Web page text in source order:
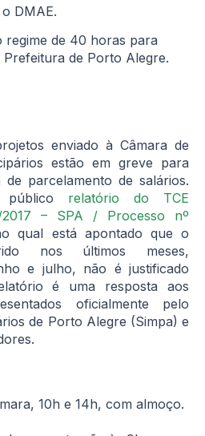
DMAE.
regime de 40 horas para
de Porto Alegre.
enviado à Câmara de
estão em greve para
parcelamento de salários.
público relatório do TCE
– SPA / Processo nº
qual está apontado que o
nos últimos meses,
e julho, não é justificado
é uma resposta aos
oficialmente pelo
de Porto Alegre (Simpa) e
10h e 14h, com almoço.